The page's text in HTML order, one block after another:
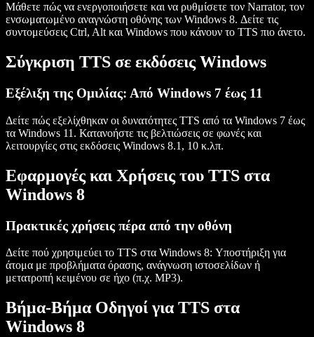
Μάθετε πώς να ενεργοποιήσετε και να ρυθμίσετε τον Narrator, τον
ενσωματωμένο αναγνώστη οθόνης των Windows 8. Δείτε τις
συντομεύσεις Ctrl, Alt και Windows που κάνουν το TTS πιο άνετο.
Σύγκριση TTS σε εκδόσεις Windows
Εξέλιξη της Ομιλίας: Από Windows 7 έως 11
Δείτε πώς εξελίχθηκαν οι δυνατότητες TTS από τα Windows 7 έως
τα Windows 11. Κατανοήστε τις βελτιώσεις σε φωνές και
λειτουργίες στις εκδόσεις Windows 8.1, 10 κ.λπ.
Εφαρμογές και Χρήσεις του TTS στα
Windows 8
Πρακτικές χρήσεις πέρα από την οθόνη
Δείτε πού χρησιμεύει το TTS στα Windows 8: Υποστήριξη για
άτομα με προβλήματα όρασης, ανάγνωση ιστοσελίδων ή
μετατροπή κειμένου σε ήχο (π.χ. MP3).
Βήμα-Βήμα Οδηγοί για TTS στα
Windows 8